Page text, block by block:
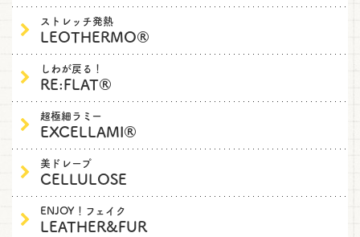
ストレッチ発熱
LEOTHERMO®
しわが戻る！
RE:FLAT®
超極細ラミー
EXCELLAMI®
美ドレープ
CELLULOSE
ENJOY！フェイク
LEATHER&FUR